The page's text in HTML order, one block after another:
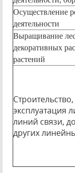
Осуществление
деятельности
Выращивание
декоративных
растений
эксплуатация
линий связи,
других